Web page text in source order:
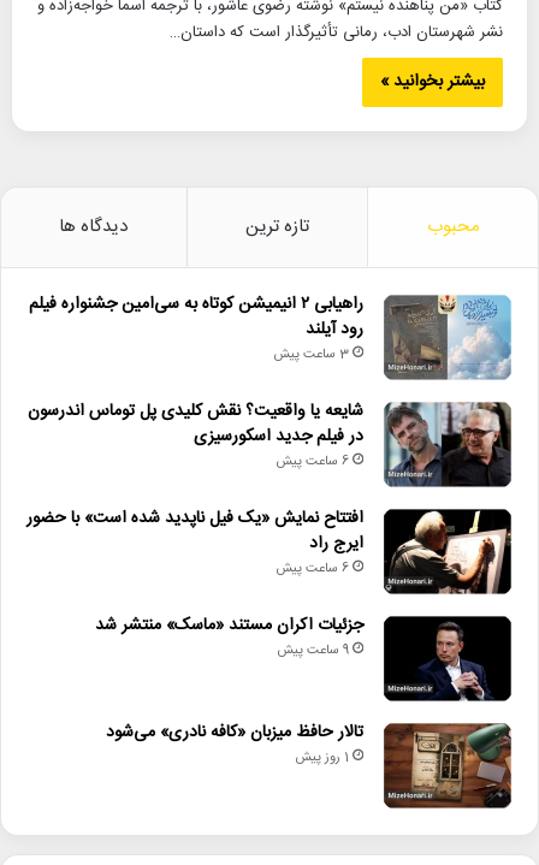
کتاب «من پناهنده نیستم» نوشته رضوی عاشور، با ترجمه اسما خواجه‌زاده و
نشر شهرستان ادب، رمانی تأثیرگذار است که داستان…
بیشتر بخوانید »
محبوب تازه ترین دیدگاه ها
راهیابی ۲ انیمیشن کوتاه به سی‌امین جشنواره فیلم
رود آیلند
3 ساعت پیش
شایعه یا واقعیت؟ نقش کلیدی پل توماس اندرسون
در فیلم جدید اسکورسیزی
6 ساعت پیش
افتتاح نمایش «یک فیل ناپدید شده است» با حضور
ایرج راد
6 ساعت پیش
جزئیات اکران مستند «ماسک» منتشر شد
9 ساعت پیش
تالار حافظ میزبان «کافه نادری» می‌شود
1 روز پیش